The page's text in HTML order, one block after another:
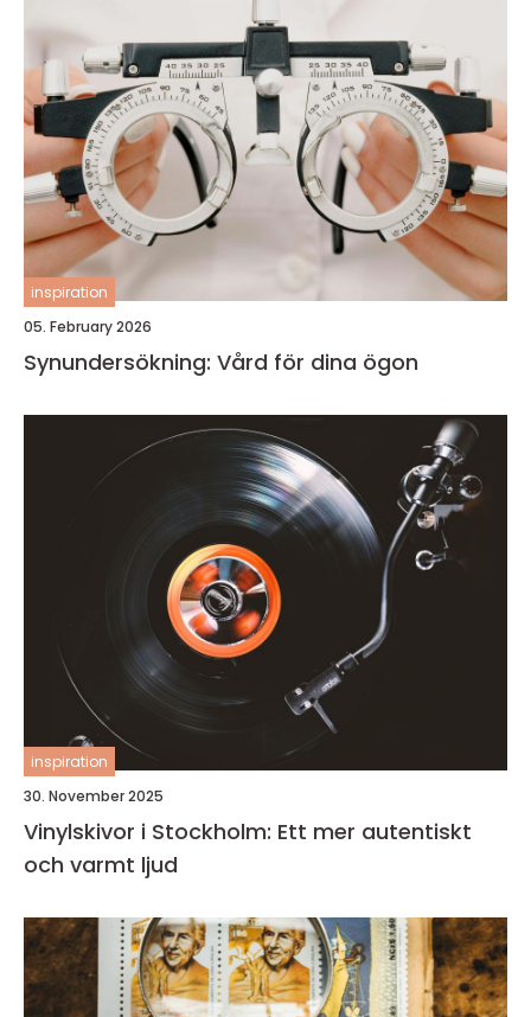
inspiration
05. February 2026
Synundersökning: Vård för dina ögon
inspiration
30. November 2025
Vinylskivor i Stockholm: Ett mer autentiskt
och varmt ljud